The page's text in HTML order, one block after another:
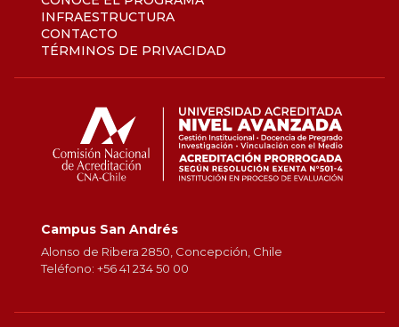
INFRAESTRUCTURA
CONTACTO
TÉRMINOS DE PRIVACIDAD
Campus San Andrés
Alonso de Ribera 2850, Concepción, Chile
Teléfono: +56 41 234 50 00